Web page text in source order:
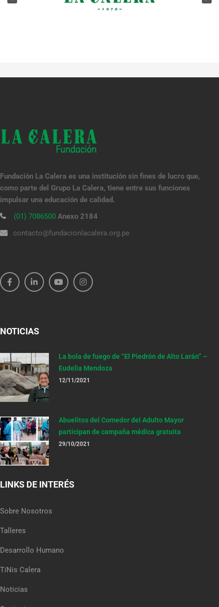
Fundación La Calera es una institución sin fines de lucro que,
como parte del Grupo La Calera, tiene entre sus funciones
impulsar una educación de calidad.
(01) 7086500 Anexo 2184
contacto@fundacionlacalera.org.pe
NOTICIAS
La bola de fuego de “El Piedrón de Alto Larán” –
Eudelia Mendoza
12/11/2021
Abuelitos del Comedor del Adulto Mayor
participan de campaña médica gratuita
29/10/2021
LINKS DE INTERÉS
Sobre Nosotros
Talleres
Desarrollo Humano
TiNis Calera
Noticias